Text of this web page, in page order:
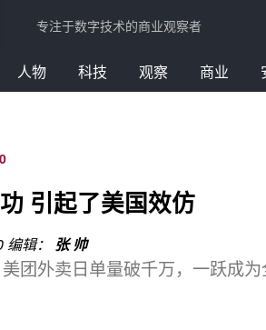
专注于数字技术的商业观察者
人物 科技 观察 商业
引起了美国效仿
编辑： 张 帅
团外卖日单量破千万，一跃成